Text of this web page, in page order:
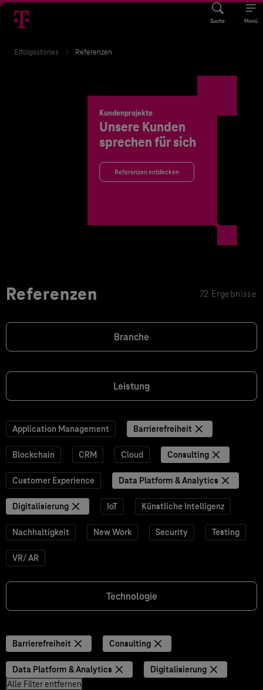
Suche Menü
Erfolgsstories Referenzen
Kundenprojekte
Unsere Kunden
sprechen für sich
Referenzen entdecken
Referenzen 72 Ergebnisse
Branche
Leistung
Application Management Barrierefreiheit
Blockchain CRM Cloud Consulting
Customer Experience Data Platform & Analytics
Digitalisierung IoT Künstliche Intelligenz
Nachhaltigkeit New Work Security Testing
VR/ AR
Technologie
Barrierefreiheit Consulting
Data Platform & Analytics
Digitalisierung
Alle Filter entfernen